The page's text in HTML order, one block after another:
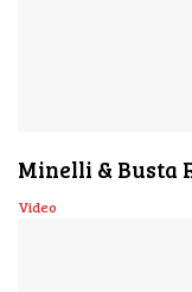
Minelli & Busta
Video